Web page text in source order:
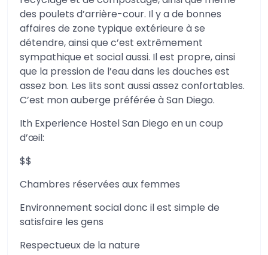
des poulets d’arrière-cour. Il y a de bonnes
affaires de zone typique extérieure à se
détendre, ainsi que c’est extrêmement
sympathique et social aussi. Il est propre, ainsi
que la pression de l’eau dans les douches est
assez bon. Les lits sont aussi assez confortables.
C’est mon auberge préférée à San Diego.
Ith Experience Hostel San Diego en un coup
d’œil:
$$
Chambres réservées aux femmes
Environnement social donc il est simple de
satisfaire les gens
Respectueux de la nature